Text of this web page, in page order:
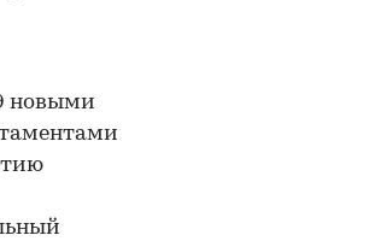
новыми